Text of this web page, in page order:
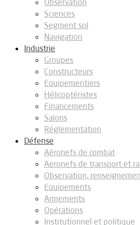
Observation
Sciences
Segment sol
Navigation
Industrie
Groupes
Constructeurs
Equipementiers
Hélicoptéristes
Financements
Salons
Réglementation
Défense
Aéronefs de combat
Aeronefs de transport et
Observation,
Equipements
Armements
Opérations
Institutionnel et politique